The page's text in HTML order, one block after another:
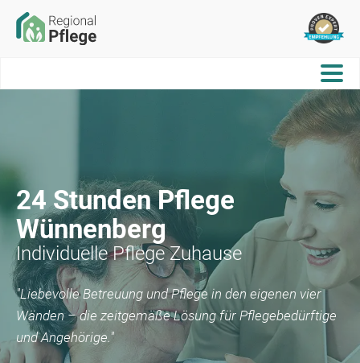
24 Stunden Pflege
Wünnenberg
Individuelle Pflege Zuhause
"Liebevolle Betreuung und Pflege in den eigenen vier
Wänden – die zeitgemäße Lösung für Pflegebedürftige
und Angehörige."